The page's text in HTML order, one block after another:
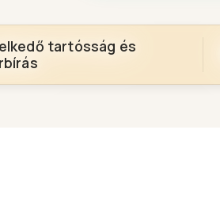
tartósság és